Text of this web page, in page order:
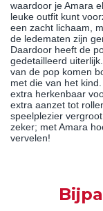
waardoor je Amara
leuke outfit kunt
een zacht lichaam,
de ledematen zijn
Daardoor heeft de
gedetailleerd
van de pop komen
met die van het
extra herkenbaar
extra aanzet tot
speelplezier
zeker; met Amara
vervelen!